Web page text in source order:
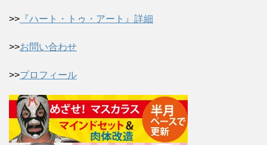
>> 『ハート・トゥ・アート』詳細
>>お問い合わせ
>>プロフィール